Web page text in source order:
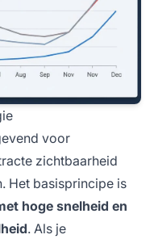
voor
zichtbaarheid
Het basisprincipe is
hoge snelheid en
. Als je